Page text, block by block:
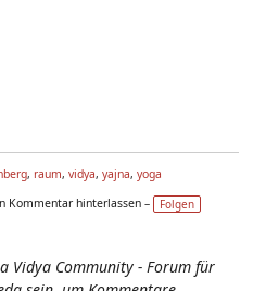
, raum, vidya, yajna, yoga
Kommentar hinterlassen –
Folgen
Vidya Community - Forum für